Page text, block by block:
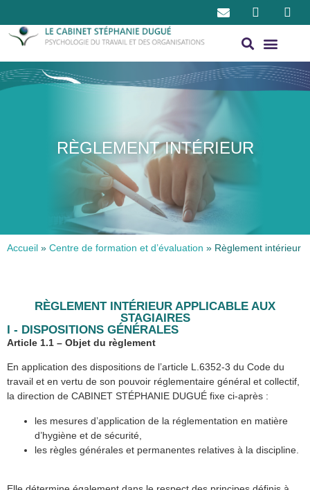
RÈGLEMENT INTÉRIEUR
Accueil » Centre de formation et d’évaluation » Règlement intérieur
RÈGLEMENT INTÉRIEUR APPLICABLE AUX
STAGIAIRES
I - DISPOSITIONS GÉNÉRALES
Article 1.1 – Objet du règlement
En application des dispositions de l’article L.6352-3 du Code du
travail et en vertu de son pouvoir réglementaire général et collectif,
la direction de CABINET STÉPHANIE DUGUÉ fixe ci-après :
les mesures d’application de la réglementation en matière
d’hygiène et de sécurité,
les règles générales et permanentes relatives à la discipline.